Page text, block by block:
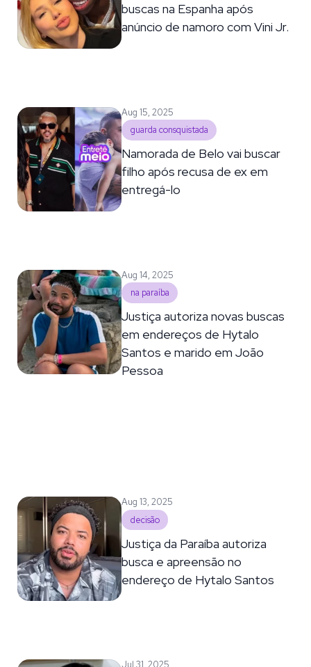
buscas na Espanha após
anúncio de namoro com Vini Jr.
Aug 15, 2025
guarda consquistada
Namorada de Belo vai buscar
filho após recusa de ex em
entregá-lo
Aug 14, 2025
na paraíba
Justiça autoriza novas buscas
em endereços de Hytalo
Santos e marido em João
Pessoa
Aug 13, 2025
decisão
Justiça da Paraíba autoriza
busca e apreensão no
endereço de Hytalo Santos